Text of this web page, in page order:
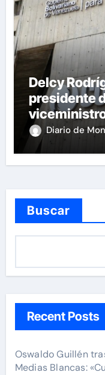
Delcy
presidente
Diario de
Buscar
Recent Posts
Oswaldo Guillén
Medias Blancas: